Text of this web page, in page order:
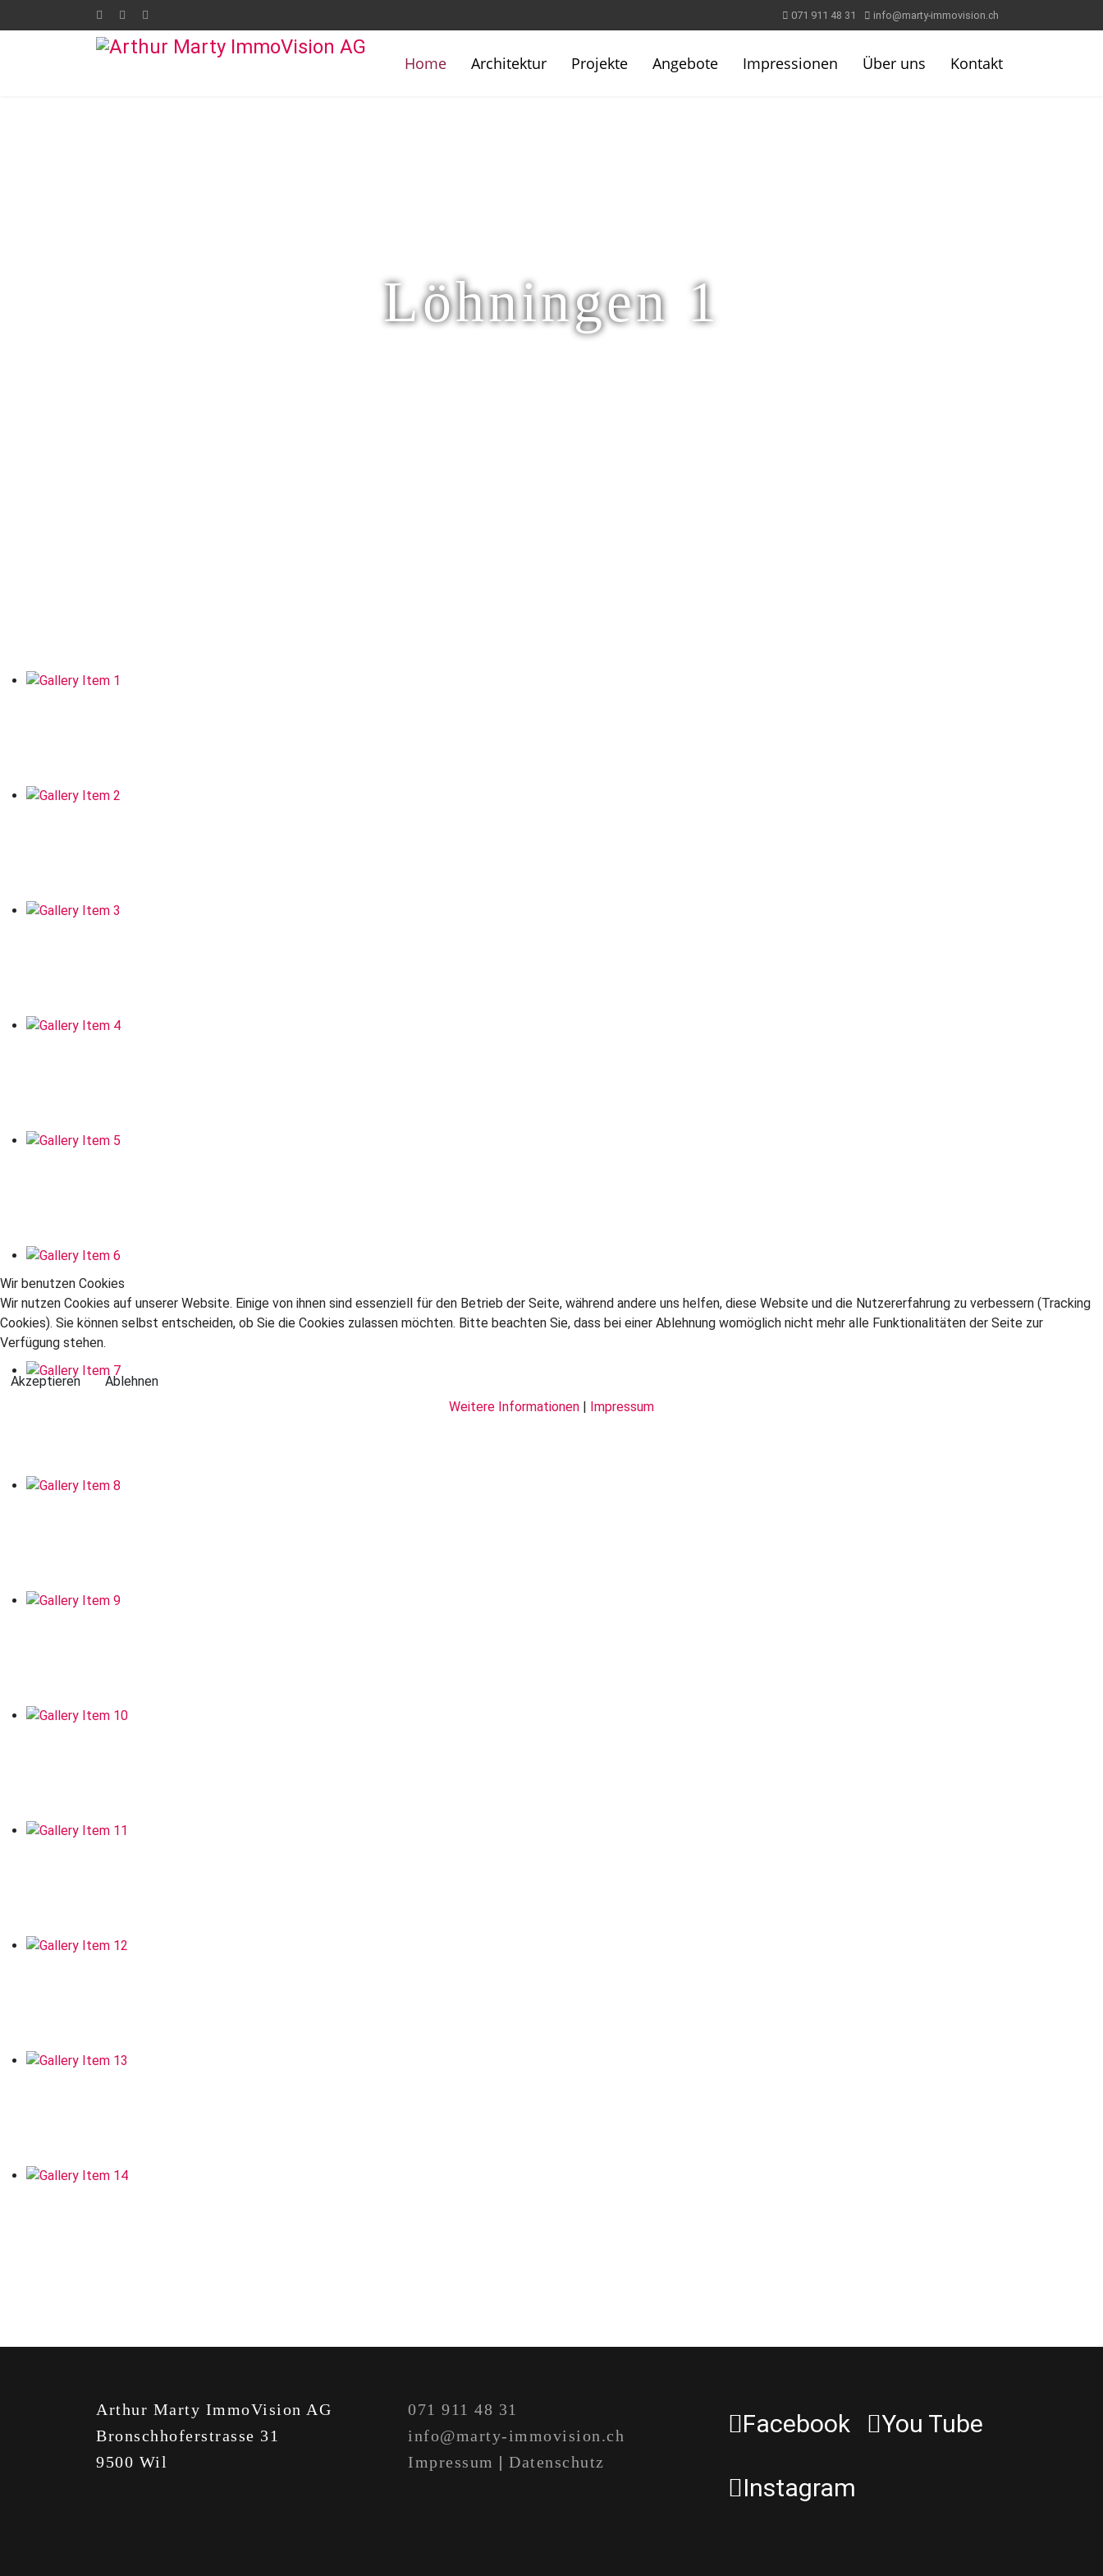
071 911 48 31 info@marty-immovision.ch
Home Architektur Projekte Angebote Impressionen Über uns Kontakt
Löhningen 1
Arthur Marty ImmoVision AG
Bronschhoferstrasse 31
9500 Wil
071 911 48 31
info@marty-immovision.ch
Impressum | Datenschutz
Facebook You Tube
Instagram
Wir benutzen Cookies
Wir nutzen Cookies auf unserer Website. Einige von ihnen sind essenziell für den Betrieb der Seite, während andere uns helfen, diese Website und die Nutzererfahrung zu verbessern (Tracking
Cookies). Sie können selbst entscheiden, ob Sie die Cookies zulassen möchten. Bitte beachten Sie, dass bei einer Ablehnung womöglich nicht mehr alle Funktionalitäten der Seite zur
Verfügung stehen.
Akzeptieren
Ablehnen
Weitere Informationen | Impressum